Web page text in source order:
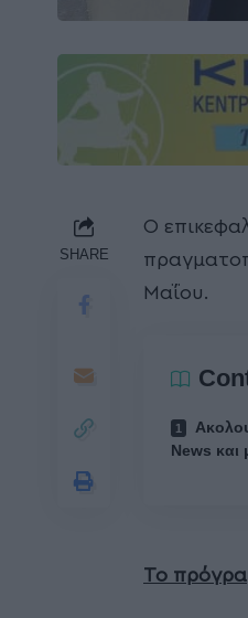
SHARE
Ο
Μαΐου.
News και
Το